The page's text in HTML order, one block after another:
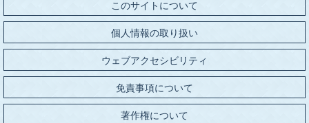
このサイトについて
個人情報の取り扱い
ウェブアクセシビリティ
免責事項について
著作権について